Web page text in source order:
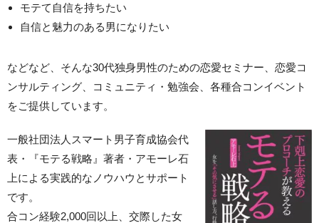
モテて自信を持ちたい
自信と魅力のある男になりたい
などなど、そんな30代独身男性のための恋愛セミナー、恋愛コ
ンサルティング、コミュニティ・勉強会、各種合コンイベント
をご提供しています。
一般社団法人スマート男子育成協会代
表・『モテる戦略』著者・アモーレ石
上による実践的なノウハウとサポート
です。
合コン経験2,000回以上、交際した女